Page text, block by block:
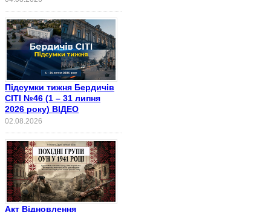
Підсумки тижня Бердичів
СІТІ №46 (1 – 31 липня
2026 року) ВІДЕО
02.08.2026
Акт Відновлення